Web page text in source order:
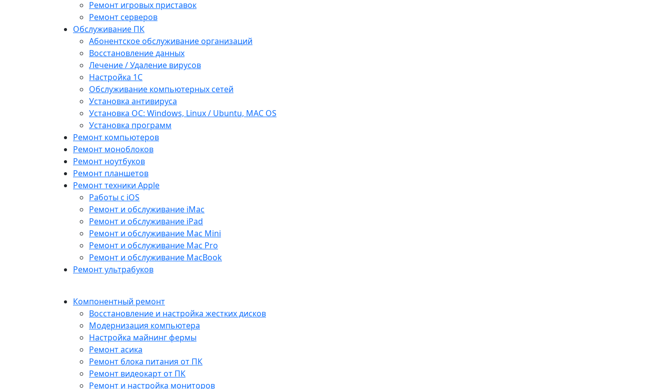
Ремонт игровых приставок
Ремонт серверов
Обслуживание ПК
Абонентское обслуживание организаций
Восстановление данных
Лечение / Удаление вирусов
Настройка 1С
Обслуживание компьютерных сетей
Установка антивируса
Установка ОС: Windows, Linux / Ubuntu, МАС OS
Установка программ
Ремонт компьютеров
Ремонт моноблоков
Ремонт ноутбуков
Ремонт планшетов
Ремонт техники Apple
Работы с iOS
Ремонт и обслуживание iMac
Ремонт и обслуживание iPad
Ремонт и обслуживание Mac Mini
Ремонт и обслуживание Mac Pro
Ремонт и обслуживание MacBook
Ремонт ультрабуков
Компонентный ремонт
Восстановление и настройка жестких дисков
Модернизация компьютера
Настройка майнинг фермы
Ремонт асика
Ремонт блока питания от ПК
Ремонт видеокарт от ПК
Ремонт и настройка мониторов